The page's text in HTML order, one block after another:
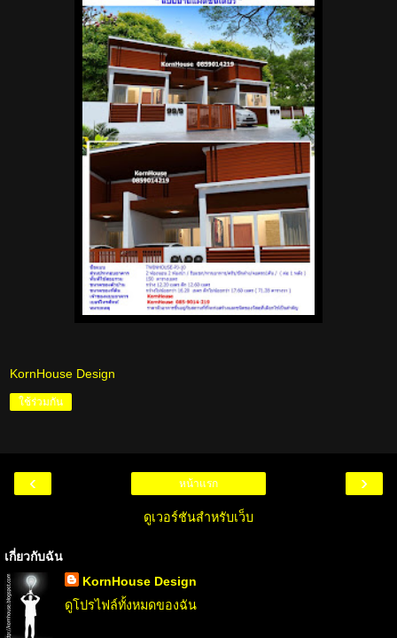
KornHouse Design
ใช้ร่วมกัน
‹ ›
หน้าแรก
ดูเวอร์ชันสำหรับเว็บ
เกี่ยวกับฉัน
KornHouse Design
ดูโปรไฟล์ทั้งหมดของฉัน